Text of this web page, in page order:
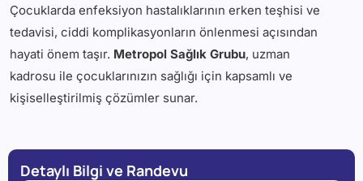
Çocuklarda enfeksiyon hastalıklarının erken teşhisi ve
tedavisi, ciddi komplikasyonların önlenmesi açısından
hayati önem taşır. Metropol Sağlık Grubu, uzman
kadrosu ile çocuklarınızın sağlığı için kapsamlı ve
kişiselleştirilmiş çözümler sunar.
Detaylı Bilgi ve Randevu